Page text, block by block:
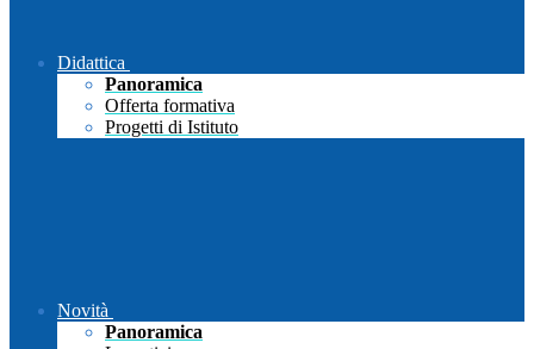
Didattica
Panoramica
Offerta formativa
Progetti di Istituto
Novità
Panoramica